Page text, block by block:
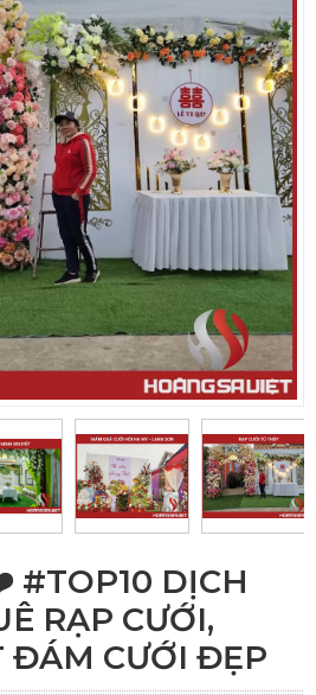
#TOP10 DỊCH
RẠP CƯỚI,
ĐÁM CƯỚI ĐẸP